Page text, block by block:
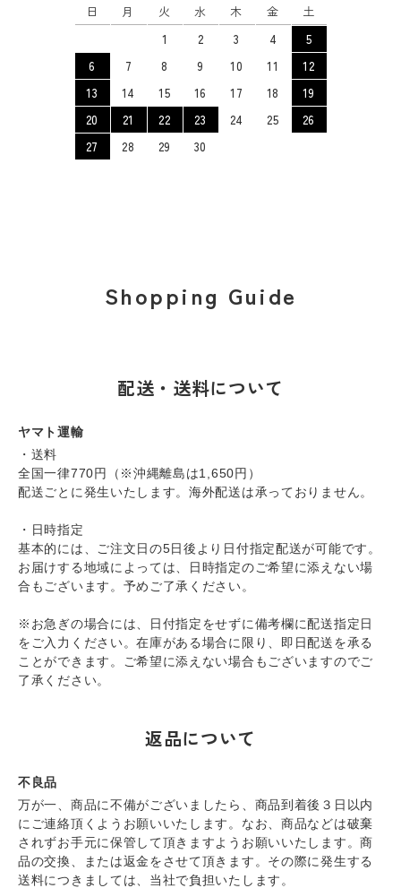
日 月 火 水 木 金
土
1
2 3 4
5
6
7 8 9 10 11
12
13
14 15 16 17 18
19
20
21 22 23 24 25
26
27
28 29 30
Shopping Guide
配送・送料について
ヤマト運輸
・送料
全国一律770円（※沖縄離島は1,650円）
配送ごとに発生いたします。海外配送は承っておりません。
・日時指定
基本的には、ご注文日の5日後より日付指定配送が可能です。
お届けする地域によっては、日時指定のご希望に添えない場
合もございます。予めご了承ください。
※お急ぎの場合には、日付指定をせずに備考欄に配送指定日
をご入力ください。在庫がある場合に限り、即日配送を承る
ことができます。ご希望に添えない場合もございますのでご
了承ください。
返品について
不良品
万が一、商品に不備がございましたら、商品到着後３日以内
にご連絡頂くようお願いいたします。なお、商品などは破棄
されずお手元に保管して頂きますようお願いいたします。商
品の交換、または返金をさせて頂きます。その際に発生する
送料につきましては、当社で負担いたします。